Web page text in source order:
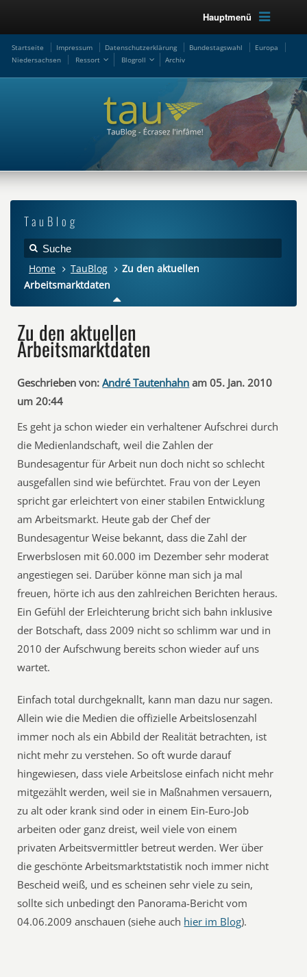
Hauptmenü
Startseite Impressum Datenschutzerklärung Bundestagswahl
Europa
Niedersachsen
Ressort Blogroll Archiv
TauBlog
Home TauBlog
Zu den aktuellen
Arbeitsmarktdaten
Zu den aktuellen
Arbeitsmarktdaten
Geschrieben von: André Tautenhahn am 05. Jan. 2010
um 20:44
Es geht ja schon wieder ein verhaltener Aufschrei durch
die Medienlandschaft, weil die Zahlen der
Bundesagentur für Arbeit nun doch nicht so schlecht
ausgefallen sind wie befürchtet. Frau von der Leyen
spricht gar erleichtert von einer stabilen Entwicklung
am Arbeitsmarkt. Heute gab der Chef der
Bundesagentur Weise bekannt, dass die Zahl der
Erwerbslosen mit 60.000 im Dezember sehr moderat
angestiegen sei. Darüber könne man sich ja mal
freuen, hörte ich aus den zahlreichen Berichten heraus.
Ein Gefühl der Erleichterung bricht sich bahn inklusive
der Botschaft, dass 2009 nicht so schlimm war und in
2010 der Aufschwung bereits schon wieder auf uns
wartet.
Einfach total durchgeknallt, kann man dazu nur sagen.
Allein wie die Medien die offizielle Arbeitslosenzahl
immer noch als ein Abbild der Realität betrachten, ist
nicht mehr zu verstehen. So oft wurde darauf
hingewiesen, dass viele Arbeitslose einfach nicht mehr
mitgezählt werden, weil sie in Maßnahmen versauern,
zu alt oder krank sind oder in einem Ein-Euro-Job
arbeiten oder ganz dreist, weil viele von einem
privaten Arbeitsvermittler betreut werden. Wer über
die geschönte Arbeitsmarktstatistik noch immer nicht
Bescheid weiß, und es scheinen sehr viele zu sein,
sollte sich unbedingt den Panorama-Bericht vom
04.06.2009 anschauen (siehe auch hier im Blog).